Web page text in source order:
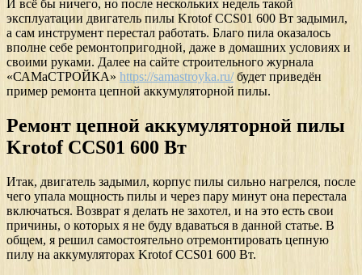
И всё бы ничего, но после нескольких недель такой
эксплуатации двигатель пилы Krotof CCS01 600 Вт задымил,
а сам инструмент перестал работать. Благо пила оказалось
вполне себе ремонтопригодной, даже в домашних условиях и
своими руками. Далее на сайте строительного журнала
«САМаСТРОЙКА» https://samastroyka.ru/будет приведён
пример ремонта цепной аккумуляторной пилы.
Ремонт цепной аккумуляторной пилы
Krotof CCS01 600 Вт
Итак, двигатель задымил, корпус пилы сильно нагрелся, после
чего упала мощность пилы и через пару минут она перестала
включаться. Возврат я делать не захотел, и на это есть свои
причины, о которых я не буду вдаваться в данной статье. В
общем, я решил самостоятельно отремонтировать цепную
пилу на аккумуляторах Krotof CCS01 600 Вт.